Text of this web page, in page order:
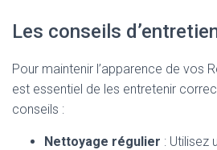
Les conseils
Pour maintenir l’apparence de vos
est essentiel de les entretenir
conseils :
Nettoyage régulier : Utilisez